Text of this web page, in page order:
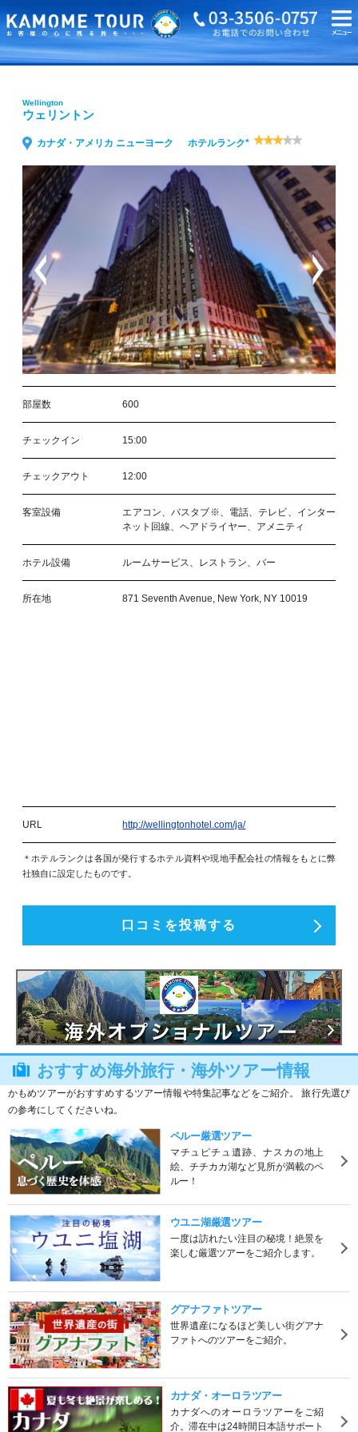
海外旅行・ツアーTOP Wellington ウェリントン
Wellington
ウェリントン
カナダ・アメリカ ニューヨーク ホテルランク*
部屋数 600
チェックイン 15:00
チェックアウト 12:00
客室設備
エアコン、バスタブ※、電話、テレビ、インター
ネット回線、ヘアドライヤー、アメニティ
ホテル設備 ルームサービス、レストラン、バー
所在地 871 Seventh Avenue, New York, NY 10019
URL http://wellingtonhotel.com/ja/
＊ホテルランクは各国が発行するホテル資料や現地手配会社の情報をもとに弊
社独自に設定したものです。
口コミを投稿する
おすすめ海外旅行・海外ツアー情報
かもめツアーがおすすめするツアー情報や特集記事などをご紹介。 旅行先選び
の参考にしてくださいね。
ペルー厳選ツアー
マチュピチュ遺跡、ナスカの地上
絵、チチカカ湖など見所が満載のペ
ルー！
ウユニ湖厳選ツアー
一度は訪れたい注目の秘境！絶景を
楽しむ厳選ツアーをご紹介します。
グアナファトツアー
世界遺産になるほど美しい街グアナ
ファトへのツアーをご紹介。
カナダ・オーロラツアー
カナダへのオーロラツアーをご紹
介。滞在中は24時間日本語サポート